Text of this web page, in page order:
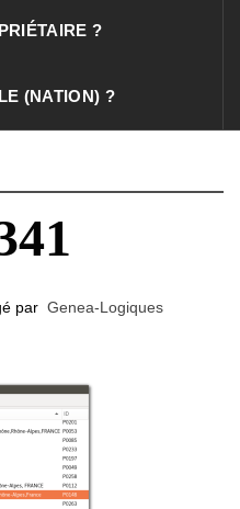
?
(NATION) ?
par Genea-Logiques